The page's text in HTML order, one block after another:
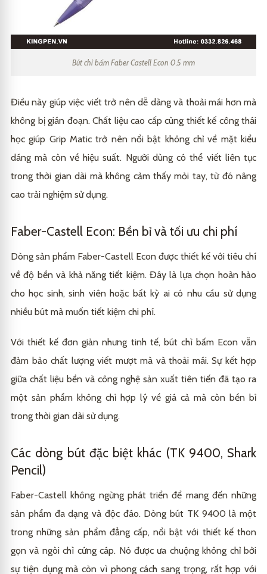
Bút chì bấm Faber Castell Econ 0.5 mm
Điều này giúp việc viết trở nên dễ dàng và thoải mái hơn mà
không bị gián đoạn. Chất liệu cao cấp cùng thiết kế công thái
học giúp Grip Matic trở nên nổi bật không chỉ về mặt kiểu
dáng mà còn về hiệu suất. Người dùng có thể viết liên tục
trong thời gian dài mà không cảm thấy mỏi tay, từ đó nâng
cao trải nghiệm sử dụng.
Faber-Castell Econ: Bền bỉ và tối ưu chi phí
Dòng sản phẩm Faber-Castell Econ được thiết kế với tiêu chí
về độ bền và khả năng tiết kiệm. Đây là lựa chọn hoàn hảo
cho học sinh, sinh viên hoặc bất kỳ ai có nhu cầu sử dụng
nhiều bút mà muốn tiết kiệm chi phí.
Với thiết kế đơn giản nhưng tinh tế, bút chì bấm Econ vẫn
đảm bảo chất lượng viết mượt mà và thoải mái. Sự kết hợp
giữa chất liệu bền và công nghệ sản xuất tiên tiến đã tạo ra
một sản phẩm không chỉ hợp lý về giá cả mà còn bền bỉ
trong thời gian dài sử dụng.
Các dòng bút đặc biệt khác (TK 9400, Shark
Pencil)
Faber-Castell không ngừng phát triển để mang đến những
sản phẩm đa dạng và độc đáo. Dòng bút TK 9400 là một
trong những sản phẩm đẳng cấp, nổi bật với thiết kế thon
gọn và ngòi chì cứng cáp. Nó được ưa chuộng không chỉ bởi
sự tiện dụng mà còn vì phong cách sang trọng, rất hợp với